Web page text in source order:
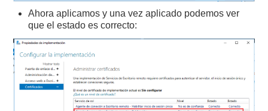
Ahora aplicamos y una vez aplicado podemos ver
que el estado es correcto: